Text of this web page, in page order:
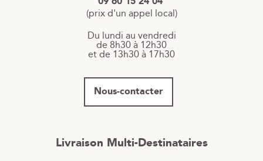
(prix d'un appel local)
Du lundi au vendredi
de 8h30 à 12h30
et de 13h30 à 17h30
Nous-contacter
Livraison Multi-Destinataires